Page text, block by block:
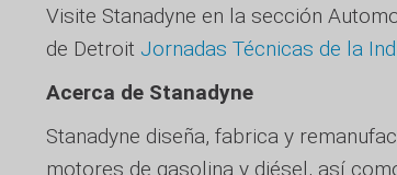
Visite Stanadyne en la sección
de Detroit Jornadas Técnicas de la
Acerca de Stanadyne
Stanadyne diseña, fabrica y
motores de gasolina y diésel, así